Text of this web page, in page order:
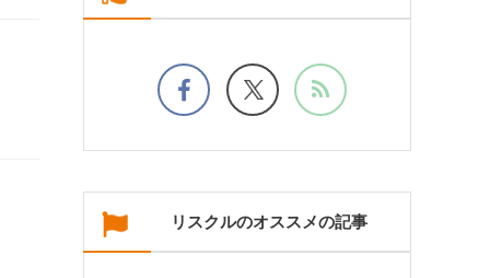
リスクルのオススメの記事